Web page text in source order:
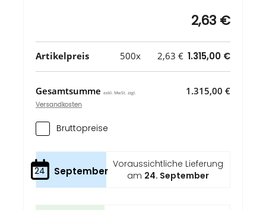
2,63 €
Artikelpreis 500x 2,63 € 1.315,00 €
Gesamtsumme exkl. MwSt. zzgl.
Versandkosten
1.315,00 €
Bruttopreise
24 September
Voraussichtliche Lieferung
am 24. September